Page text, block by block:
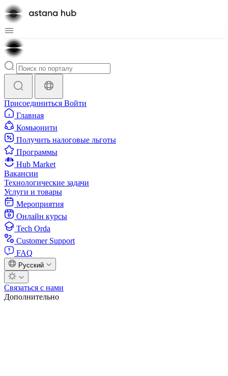
Присоединиться Войти
Главная
Комьюнити
Получить налоговые льготы
Программы
Hub Market
Вакансии
Технологические задачи
Услуги и товары
Мероприятия
Онлайн курсы
Tech Orda
Customer Support
FAQ
Русский
Связаться с нами
Дополнительно